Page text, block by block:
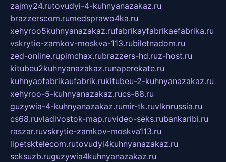
zajmy24.rutovudyi-4-kuhnyanazakaz.ru
brazzerscom.rumedsprawo4ka.ru
xehyroo5kuhnyanazakaz.rufabrikayfabrikaefabrika.ru
vskrytie-zamkov-moskva-113.rubiletnadom.ru
zed-online.rupimchax.rubrazzers-hd.ruz-host.ru
kitubeu2kuhnyanazakaz.runaperekate.ru
kuhnyaofabrikaufabrik.rukitubeu-2-kuhnyanazakaz.ru
xehyroo-5-kuhnyanazakaz.rucs-68.ru
guzywia-4-kuhnyanazakaz.rumir-tk.ruvlknrussia.ru
cs68.ruvladivostok-map.ruvideo-seks.rubankaribi.ru
raszar.ruvskrytie-zamkov-moskva113.ru
lipetsktelecom.rutovudyi4kuhnyanazakaz.ru
seksuzb.ruguzywia4kuhnyanazakaz.ru